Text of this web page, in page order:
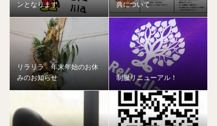
ンとなります
典について
リラリラ 年末年始のお休
みのお知らせ
制服リニューアル！